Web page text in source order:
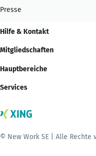
Presse
Hilfe & Kontakt
Mitgliedschaften
Hauptbereiche
Services
© New Work SE | Alle Rechte